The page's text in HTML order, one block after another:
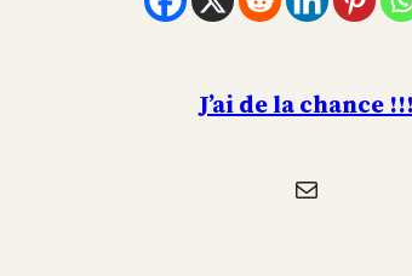
J’ai de la chance !!!
E-mail